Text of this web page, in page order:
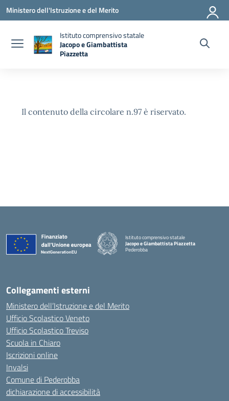
Vai ai contenuti
Vai al menu di navigazione
Vai al footer
Ministero dell'Istruzione e del Merito
Istituto comprensivo statale
Jacopo e Giambattista
Piazzetta
Il contenuto della circolare n.97 è riservato.
Istituto comprensivo statale
Jacopo e Giambattista Piazzetta
Pederobba
Collegamenti esterni
Ministero dell’Istruzione e del Merito
Ufficio Scolastico Veneto
Ufficio Scolastico Treviso
Scuola in Chiaro
Iscrizioni online
Invalsi
Comune di Pederobba
dichiarazione di accessibilità